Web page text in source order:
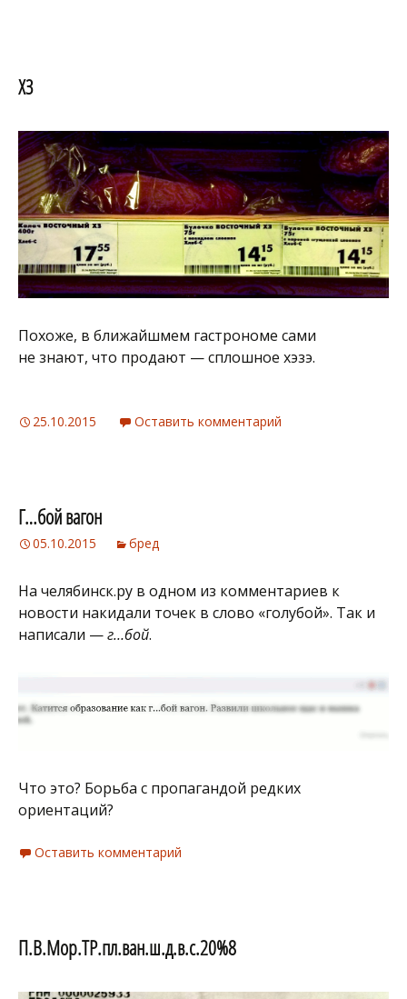
ХЗ
Похоже, в ближайшмем гастрономе сами
не знают, что продают — сплошное хэзэ.
25.10.2015 Оставить комментарий
Г…бой вагон
05.10.2015 бред
На челябинск.ру в одном из комментариев к
новости накидали точек в слово «голубой». Так и
написали —г…бой.
Что это? Борьба с пропагандой редких
ориентаций?
Оставить комментарий
П.В.Мор.ТР.пл.ван.ш.д.в.с.20%8